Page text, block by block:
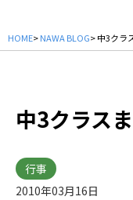
HOME>NAWA BLOG> 中3クラ
中3クラス
行事
2010年03月16日